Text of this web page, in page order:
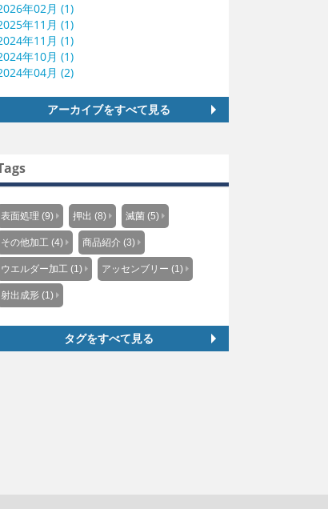
年02月 (1)
年11月 (1)
年11月 (1)
年10月 (1)
年04月 (2)
アーカイブをすべて見る
表面処理 (9) 押出 (8) 滅菌 (5)
その他加工 (4) 商品紹介 (3)
ウエルダー加工 (1) アッセンブリー (1)
射出成形 (1)
タグをすべて見る